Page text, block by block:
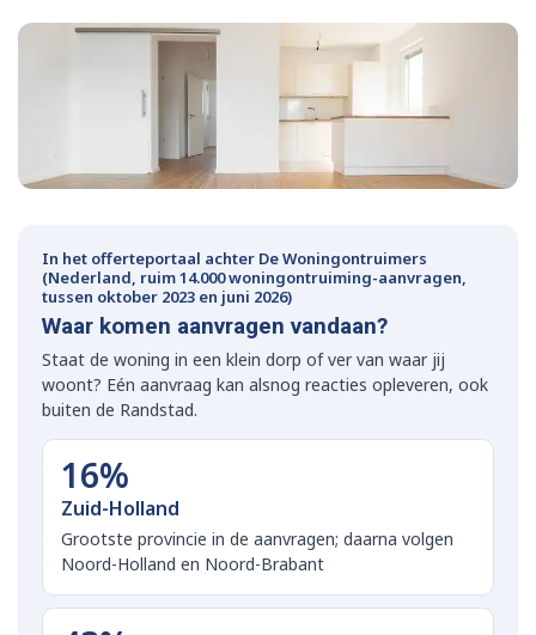
In het offerteportaal achter De Woningontruimers
(Nederland, ruim 14.000 woningontruiming-aanvragen,
tussen oktober 2023 en juni 2026)
Waar komen aanvragen vandaan?
Staat de woning in een klein dorp of ver van waar jij
woont? Eén aanvraag kan alsnog reacties opleveren, ook
buiten de Randstad.
16%
Zuid-Holland
Grootste provincie in de aanvragen; daarna volgen
Noord-Holland en Noord-Brabant